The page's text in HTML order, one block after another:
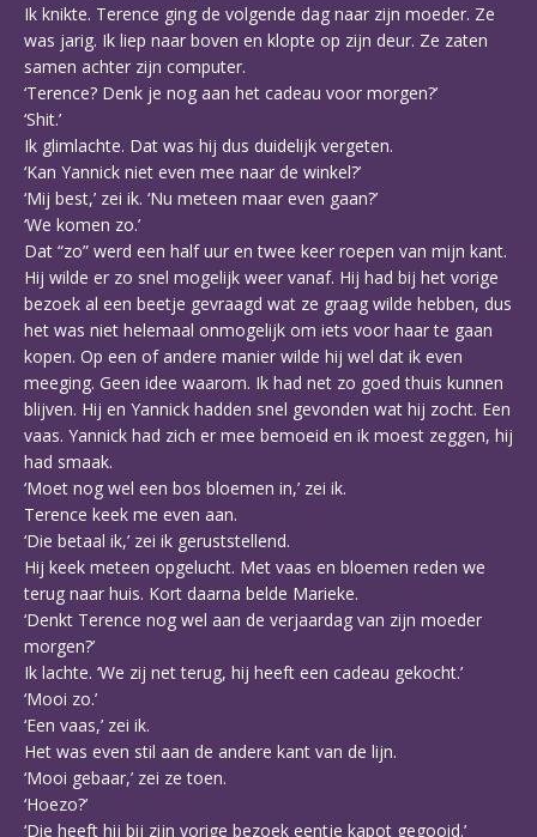
Ik knikte. Terence ging de volgende dag naar zijn moeder. Ze
was jarig. Ik liep naar boven en klopte op zijn deur. Ze zaten
samen achter zijn computer.
‘Terence? Denk je nog aan het cadeau voor morgen?’
‘Shit.’
Ik glimlachte. Dat was hij dus duidelijk vergeten.
‘Kan Yannick niet even mee naar de winkel?’
‘Mij best,’ zei ik. ‘Nu meteen maar even gaan?’
‘We komen zo.’
Dat “zo” werd een half uur en twee keer roepen van mijn kant.
Hij wilde er zo snel mogelijk weer vanaf. Hij had bij het vorige
bezoek al een beetje gevraagd wat ze graag wilde hebben, dus
het was niet helemaal onmogelijk om iets voor haar te gaan
kopen. Op een of andere manier wilde hij wel dat ik even
meeging. Geen idee waarom. Ik had net zo goed thuis kunnen
blijven. Hij en Yannick hadden snel gevonden wat hij zocht. Een
vaas. Yannick had zich er mee bemoeid en ik moest zeggen, hij
had smaak.
‘Moet nog wel een bos bloemen in,’ zei ik.
Terence keek me even aan.
‘Die betaal ik,’ zei ik geruststellend.
Hij keek meteen opgelucht. Met vaas en bloemen reden we
terug naar huis. Kort daarna belde Marieke.
‘Denkt Terence nog wel aan de verjaardag van zijn moeder
morgen?’
Ik lachte. ‘We zij net terug, hij heeft een cadeau gekocht.’
‘Mooi zo.’
‘Een vaas,’ zei ik.
Het was even stil aan de andere kant van de lijn.
‘Mooi gebaar,’ zei ze toen.
‘Hoezo?’
‘Die heeft hij bij zijn vorige bezoek eentje kapot gegooid.’